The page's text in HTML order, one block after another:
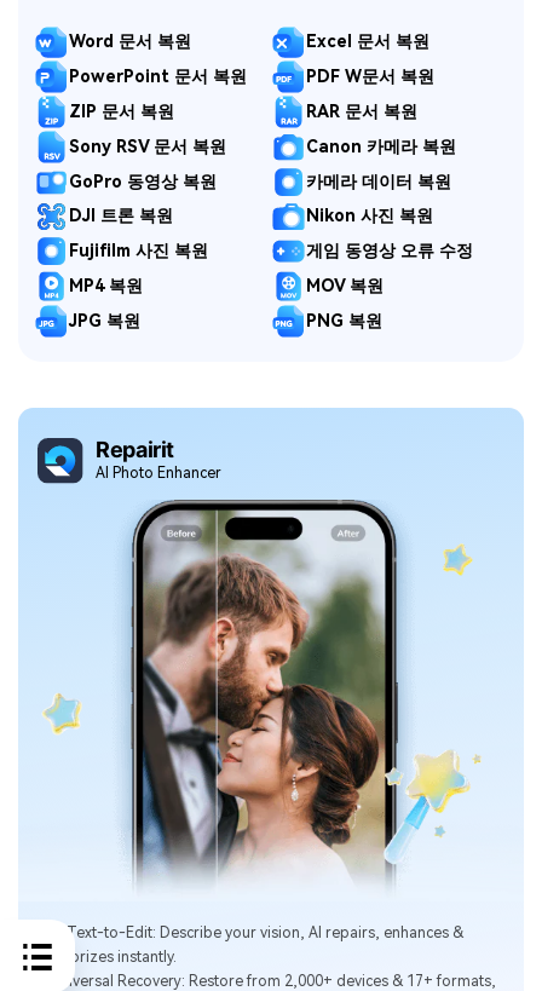
Word 문서 복원
Excel 문서 복원
PowerPoint 문서 복원
PDF W문서 복원
ZIP 문서 복원
RAR 문서 복원
Sony RSV 문서 복원
Canon 카메라 복원
GoPro 동영상 복원
카메라 데이터 복원
DJI 트론 복원
Nikon 사진 복원
Fujifilm 사진 복원
게임 동영상 오류 수정
MP4 복원
MOV 복원
JPG 복원
PNG 복원
Repairit
Al Photo Enhancer
Al Text-to-Edit: Describe your vision, Al repairs, enhances &
colorizes instantly.
Universal Recovery: Restore from 2,000+ devices & 17+ formats,